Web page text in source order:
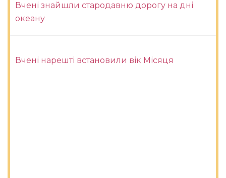
Вчені знайшли стародавню дорогу на дні
океану
Вчені нарешті встановили вік Місяця